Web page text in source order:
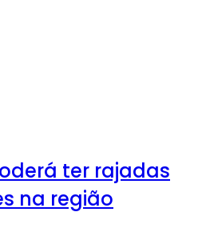
ter rajadas
na região